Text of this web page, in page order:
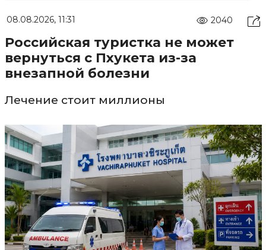
08.08.2026, 11:31 2040
Российская туристка не может
вернуться с Пхукета из-за
внезапной болезни
Лечение стоит миллионы